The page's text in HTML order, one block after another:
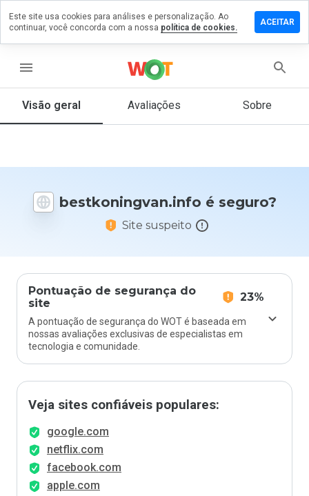
menu
Visão geral Avaliações Sobre
bestkoningvan.info é seguro?
Site suspeito
Pontuação de segurança do
site
23%
A pontuação de segurança do WOT é baseada em
nossas avaliações exclusivas de especialistas em
tecnologia e comunidade.
Veja sites confiáveis populares:
google.com
netflix.com
facebook.com
apple.com
em
De 1
nota
daria
Este site usa cookies para análises e personalização. Ao
continuar, você concorda com a nossa política de cookies.
ACEITAR